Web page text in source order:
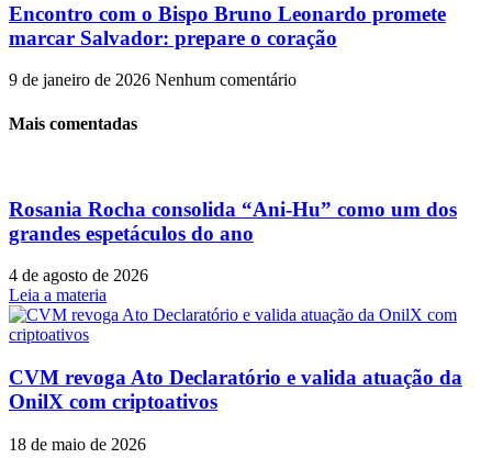
Encontro com o Bispo Bruno Leonardo promete
marcar Salvador: prepare o coração
9 de janeiro de 2026 Nenhum comentário
Mais comentadas
Rosania Rocha consolida “Ani-Hu” como um dos
grandes espetáculos do ano
4 de agosto de 2026
Leia a materia
CVM revoga Ato Declaratório e valida atuação da
OnilX com criptoativos
18 de maio de 2026